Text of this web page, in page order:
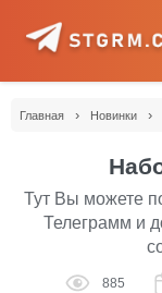
Главная › Новинки ›
Тут Вы можете
Телеграмм и
885